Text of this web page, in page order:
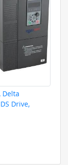
Delta
Drive,